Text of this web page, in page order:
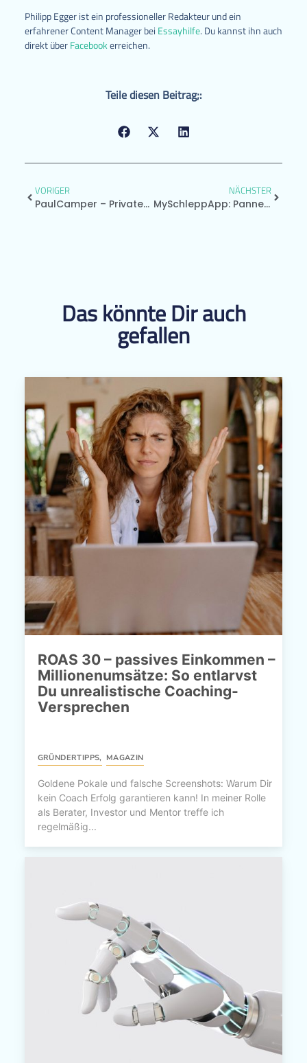
Philipp Egger ist ein professioneller Redakteur und ein
erfahrener Content Manager bei Essayhilfe. Du kannst ihn auch
direkt überFacebookerreichen.
Teile diesen Beitrag;:
VORIGER
PaulCamper – Privates Camper-Sharing
NÄCHSTER
MySchleppApp: Pannenhilfe 2.0
Das könnte Dir auch
gefallen
ROAS 30 – passives Einkommen –
Millionenumsätze: So entlarvst
Du unrealistische Coaching-
Versprechen
GRÜNDERTIPPS, MAGAZIN
Goldene Pokale und falsche Screenshots: Warum Dir
kein Coach Erfolg garantieren kann! In meiner Rolle
als Berater, Investor und Mentor treffe ich
regelmäßig...